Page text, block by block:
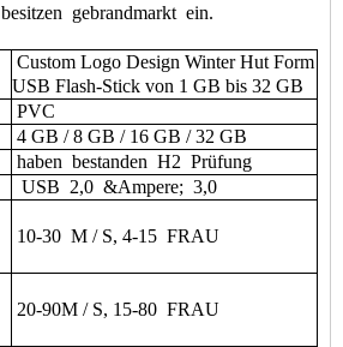
besitzen gebrandmarkt ein.
Custom Logo Design Winter Hut Form
USB Flash-Stick von 1 GB bis 32 GB
PVC
4 GB / 8 GB / 16 GB / 32 GB
haben bestanden H2 Prüfung
USB 2,0 &Ampere; 3,0
10-30 M / S, 4-15 FRAU
20-90M / S, 15-80 FRAU